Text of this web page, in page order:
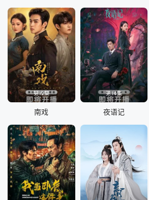
第12集
南戏
第14集
夜语记